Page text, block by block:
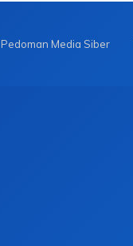
Pedoman Media Siber